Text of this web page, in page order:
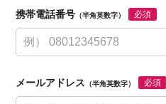
携帯電話番号 （半角英数字） 必須
メールアドレス （半角英数字） 必須